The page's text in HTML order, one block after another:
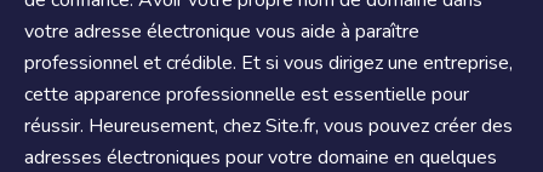
votre adresse électronique vous aide à paraître
professionnel et crédible. Et si vous dirigez une entreprise,
cette apparence professionnelle est essentielle pour
réussir. Heureusement, chez Site.fr, vous pouvez créer des
adresses électroniques pour votre domaine en quelques